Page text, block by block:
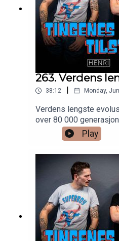
263. Verdens
38:12 | Monday,
Verdens lengste
over 80 000
det her:https://the-
Play